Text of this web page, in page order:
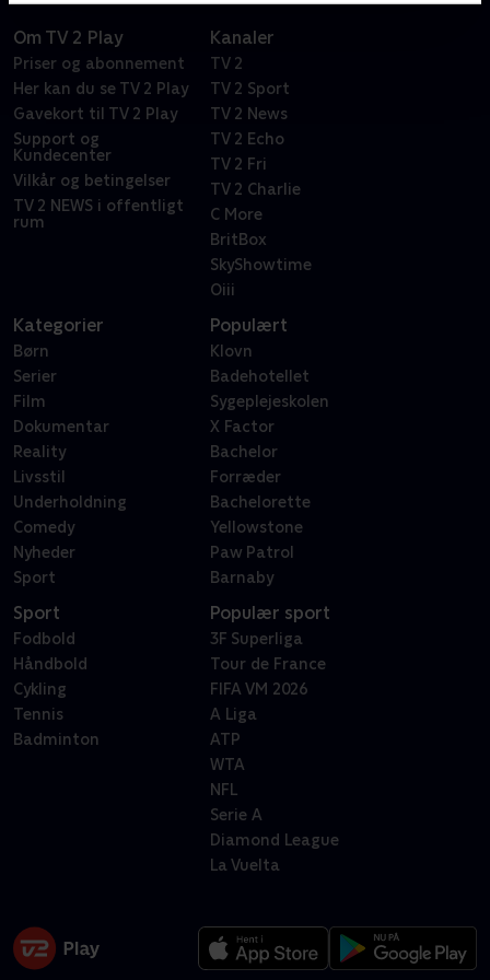
Om TV 2 Play
Priser og abonnement
Her kan du se TV 2 Play
Gavekort til TV 2 Play
Support og
Kundecenter
Vilkår og betingelser
TV 2 NEWS i offentligt
rum
Kanaler
TV 2
TV 2 Sport
TV 2 News
TV 2 Echo
TV 2 Fri
TV 2 Charlie
C More
BritBox
SkyShowtime
Oiii
Kategorier
Børn
Serier
Film
Dokumentar
Reality
Livsstil
Underholdning
Comedy
Nyheder
Sport
Populært
Klovn
Badehotellet
Sygeplejeskolen
X Factor
Bachelor
Forræder
Bachelorette
Yellowstone
Paw Patrol
Barnaby
Sport
Fodbold
Håndbold
Cykling
Tennis
Badminton
Populær sport
3F Superliga
Tour de France
FIFA VM 2026
A Liga
ATP
WTA
NFL
Serie A
Diamond League
La Vuelta